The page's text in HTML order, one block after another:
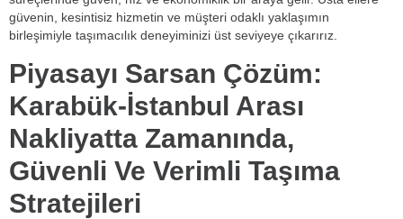
güvenin, kesintisiz hizmetin ve müşteri odaklı yaklaşımın
birleşimiyle taşımacılık deneyiminizi üst seviyeye çıkarırız.
Piyasayı Sarsan Çözüm:
Karabük-İstanbul Arası
Nakliyatta Zamanında,
Güvenli Ve Verimli Taşıma
Stratejileri